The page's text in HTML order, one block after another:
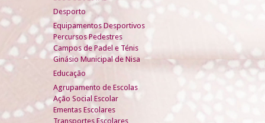
Desporto
Equipamentos Desportivos
Percursos Pedestres
Campos de Padel e Ténis
Ginásio Municipal de Nisa
Educação
Agrupamento de Escolas
Ação Social Escolar
Ementas Escolares
Transportes Escolares